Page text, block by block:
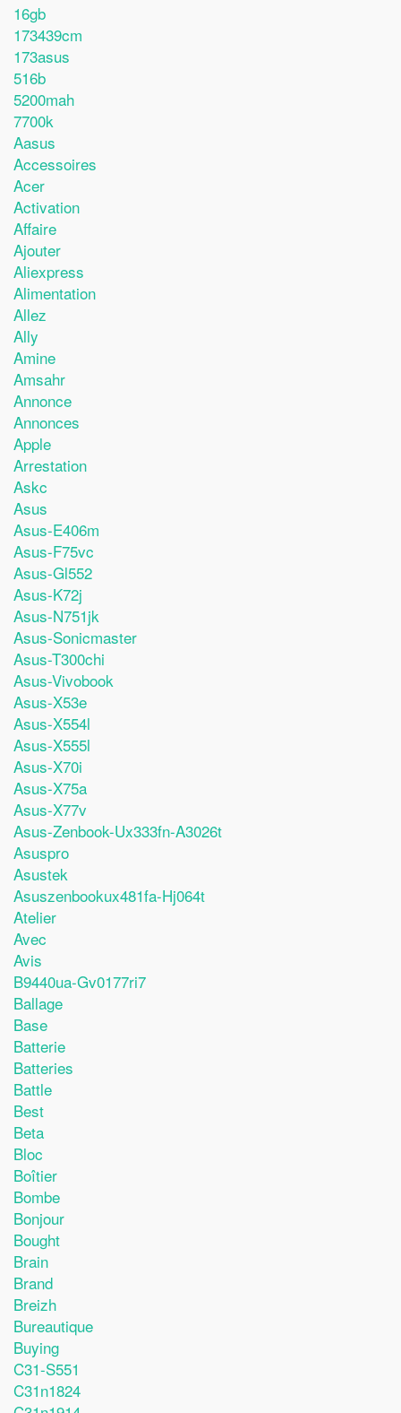
16gb
173439cm
173asus
516b
5200mah
7700k
Aasus
Accessoires
Acer
Activation
Affaire
Ajouter
Aliexpress
Alimentation
Allez
Ally
Amine
Amsahr
Annonce
Annonces
Apple
Arrestation
Askc
Asus
Asus-E406m
Asus-F75vc
Asus-Gl552
Asus-K72j
Asus-N751jk
Asus-Sonicmaster
Asus-T300chi
Asus-Vivobook
Asus-X53e
Asus-X554l
Asus-X555l
Asus-X70i
Asus-X75a
Asus-X77v
Asus-Zenbook-Ux333fn-A3026t
Asuspro
Asustek
Asuszenbookux481fa-Hj064t
Atelier
Avec
Avis
B9440ua-Gv0177ri7
Ballage
Base
Batterie
Batteries
Battle
Best
Beta
Bloc
Boîtier
Bombe
Bonjour
Bought
Brain
Brand
Breizh
Bureautique
Buying
C31-S551
C31n1824